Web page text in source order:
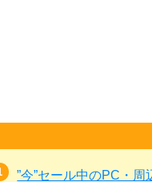
”今”セール中のPC・周